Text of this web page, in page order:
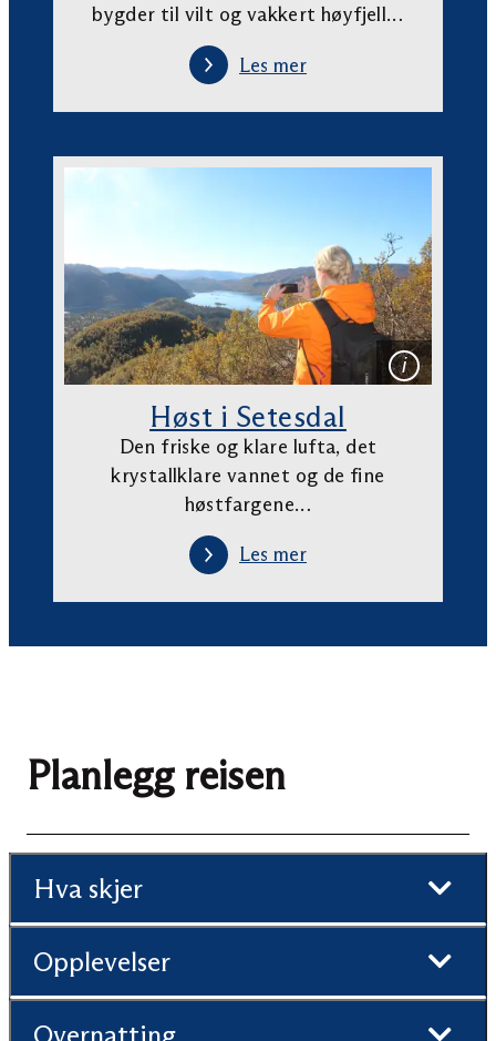
bygder til vilt og vakkert høyfjell…
Les mer
Høst i Setesdal
Den friske og klare lufta, det
krystallklare vannet og de fine
høstfargene…
Les mer
Planlegg reisen
Hva skjer
Opplevelser